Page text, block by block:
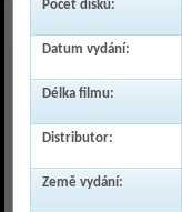
Počet disků:
Datum vydání:
Délka filmu:
Distributor:
Země vydání: